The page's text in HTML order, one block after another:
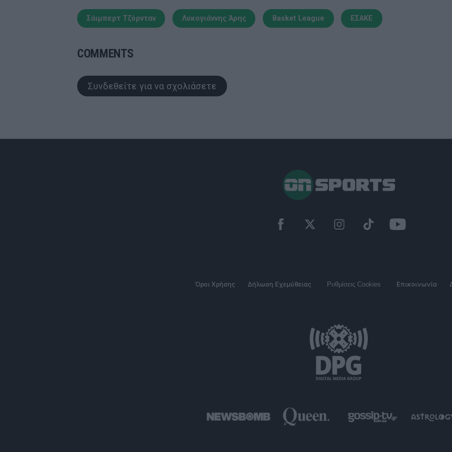
Σάιμπερτ Τζόρνταν Λυκογιάννης Άρης Basket League ΕΣΑΚΕ
COMMENTS
Συνδεθείτε για να σχολιάσετε
Όροι Χρήσης Δήλωση Εχεμύθειας Ρυθμίσεις Cookies Επικοινωνία